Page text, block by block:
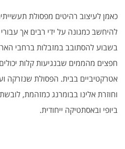
כאמן לעיצוב רהיטים מפסולת
להיחשב כמגונה על ידי רבים אך
בשבוע להסתובב במזבלות ברחבי
חפצים מהממים שבנגיעות קלות
אטרקטיביים בבית. הפסולת שנזרקה
וחוזרת אלינו בבומרנג כמזהמת,
ביופי ובאסתטיקה ייחודית.